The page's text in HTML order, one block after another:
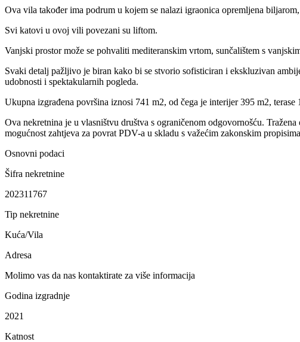
Ova vila također ima podrum u kojem se nalazi igraonica opremljena
Svi katovi u ovoj vili povezani su liftom.
Vanjski prostor može se pohvaliti mediteranskim vrtom, sunčalištem s
Svaki detalj pažljivo je biran kako bi se stvorio sofisticiran i ekskluzivan
udobnosti i spektakularnih pogleda.
Ukupna izgrađena površina iznosi 741 m2, od čega je interijer 395 m2,
Ova nekretnina je u vlasništvu društva s ograničenom odgovornošću.
mogućnost zahtjeva za povrat PDV-a u skladu s važećim zakonskim
Osnovni podaci
Šifra nekretnine
202311767
Tip nekretnine
Kuća/Vila
Adresa
Molimo vas da nas kontaktirate za više informacija
Godina izgradnje
2021
Katnost